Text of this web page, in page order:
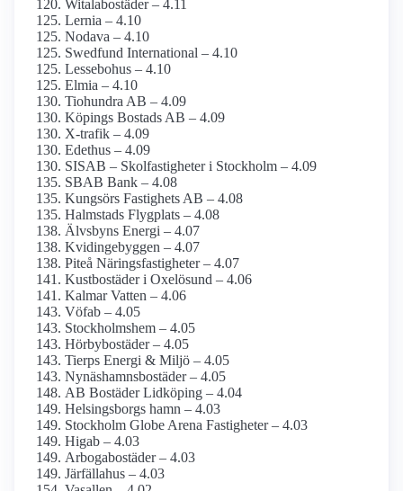
Witalabostäder – 4.11
Lernia – 4.10
Nodava – 4.10
Swedfund International – 4.10
Lessebohus – 4.10
Elmia – 4.10
Tiohundra AB – 4.09
Köpings Bostads AB – 4.09
X-trafik – 4.09
Edethus – 4.09
SISAB – Skolfastigheter i Stockholm – 4.09
SBAB Bank – 4.08
Kungsörs Fastighets AB – 4.08
Halmstads Flygplats – 4.08
Älvsbyns Energi – 4.07
Kvidingebyggen – 4.07
Piteå Näringsfastigheter – 4.07
Kustbostäder i Oxelösund – 4.06
Kalmar Vatten – 4.06
Vöfab – 4.05
Stockholmshem – 4.05
Hörbybostäder – 4.05
Tierps Energi & Miljö – 4.05
Nynäshamnsbostäder – 4.05
AB Bostäder Lidköping – 4.04
Helsingsborgs hamn – 4.03
Stockholm Globe Arena Fastigheter – 4.03
Higab – 4.03
Arbogabostäder – 4.03
Järfällahus – 4.03